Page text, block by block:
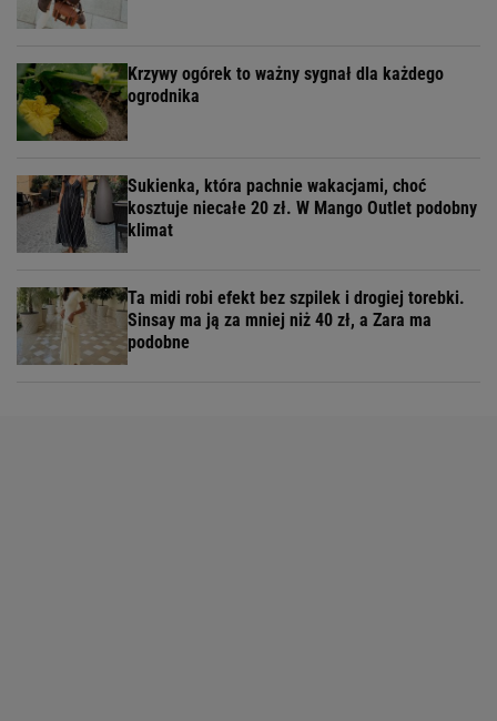
Krzywy ogórek to ważny sygnał dla każdego
ogrodnika
Sukienka, która pachnie wakacjami, choć
kosztuje niecałe 20 zł. W Mango Outlet podobny
klimat
Ta midi robi efekt bez szpilek i drogiej torebki.
Sinsay ma ją za mniej niż 40 zł, a Zara ma
podobne